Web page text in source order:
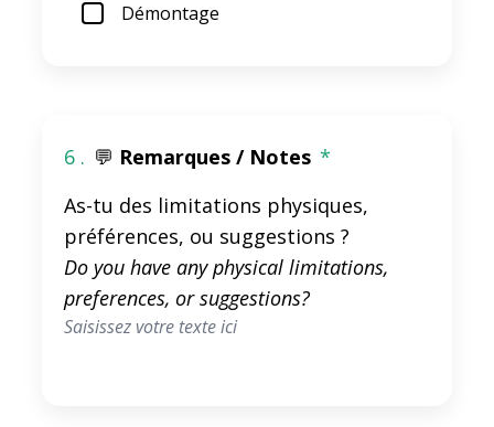
Démontage
6 . 💬 Remarques / Notes *
As-tu des limitations physiques,
préférences, ou suggestions ?
Do you have any physical limitations,
preferences, or suggestions?